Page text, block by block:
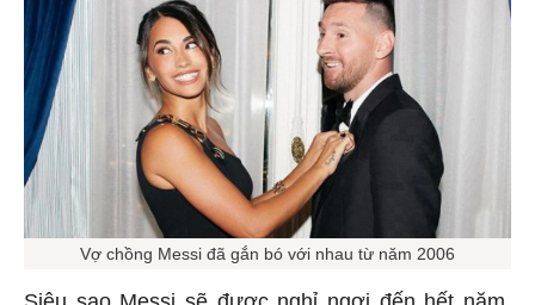
Vợ chồng Messi đã gắn bó với nhau từ năm 2006
Siêu sao Messi sẽ được nghỉ ngơi đến hết năm.